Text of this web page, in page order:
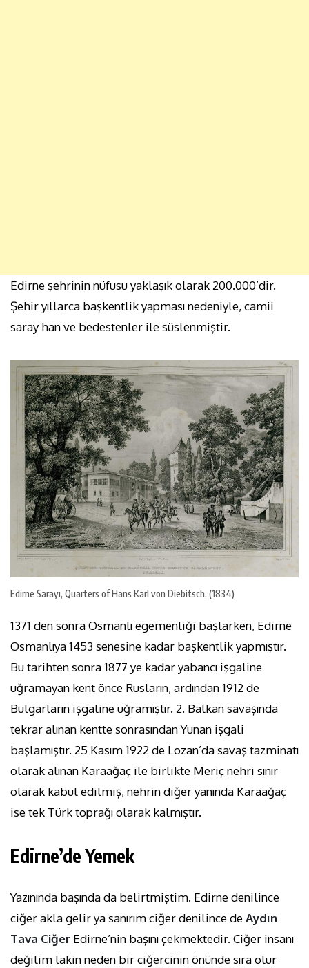
Edirne şehrinin nüfusu yaklaşık olarak 200.000’dir.
Şehir yıllarca başkentlik yapması nedeniyle, camii
saray han ve bedestenler ile süslenmiştir.
Edirne Sarayı, Quarters of Hans Karl von Diebitsch, (1834)
1371 den sonra Osmanlı egemenliği başlarken, Edirne
Osmanlıya 1453 senesine kadar başkentlik yapmıştır.
Bu tarihten sonra 1877 ye kadar yabancı işgaline
uğramayan kent önce Rusların, ardından 1912 de
Bulgarların işgaline uğramıştır. 2. Balkan savaşında
tekrar alınan kentte sonrasından Yunan işgali
başlamıştır. 25 Kasım 1922 de Lozan’da savaş tazminatı
olarak alınan Karaağaç ile birlikte Meriç nehri sınır
olarak kabul edilmiş, nehrin diğer yanında Karaağaç
ise tek Türk toprağı olarak kalmıştır.
Edirne’de Yemek
Yazınında başında da belirtmiştim. Edirne denilince
ciğer akla gelir ya sanırım ciğer denilince deAydın
Tava Ciğer Edirne’nin başını çekmektedir. Ciğer insanı
değilim lakin neden bir ciğercinin önünde sıra olur